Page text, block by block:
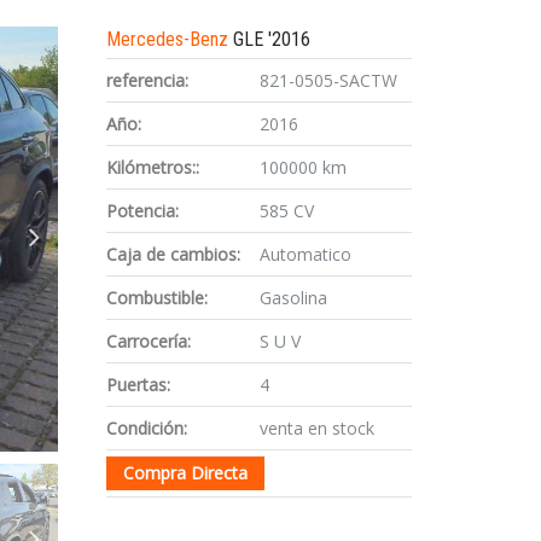
Mercedes-BenzGLE '2016
referencia:
821-0505-SACTW
Año:
2016
Kilómetros::
100000 km
Potencia:
585 CV
Caja de cambios:
Automatico
Combustible:
Gasolina
Carrocería:
S U V
Puertas:
4
Condición:
venta en stock
Compra Directa